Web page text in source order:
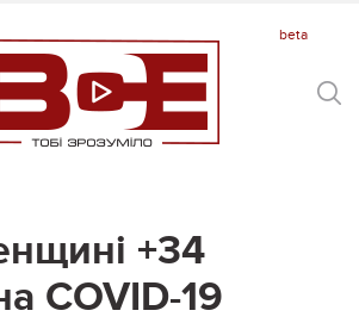
+34
COVID-19